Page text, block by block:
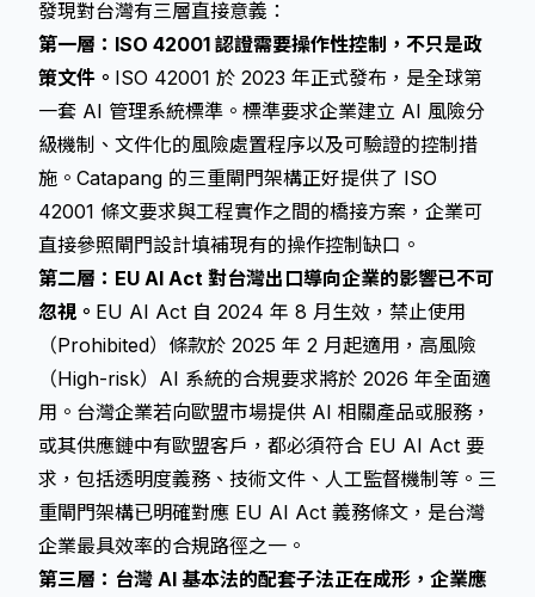
發現對台灣有三層直接意義：
第一層：ISO 42001 認證需要操作性控制，不只是政
策文件。 ISO 42001 於 2023 年正式發布，是全球第
一套 AI 管理系統標準。標準要求企業建立 AI 風險分
級機制、文件化的風險處置程序以及可驗證的控制措
施。Catapang 的三重閘門架構正好提供了 ISO
42001 條文要求與工程實作之間的橋接方案，企業可
直接參照閘門設計填補現有的操作控制缺口。
第二層：EU AI Act 對台灣出口導向企業的影響已不可
忽視。 EU AI Act 自 2024 年 8 月生效，禁止使用
（Prohibited）條款於 2025 年 2 月起適用，高風險
（High-risk）AI 系統的合規要求將於 2026 年全面適
用。台灣企業若向歐盟市場提供 AI 相關產品或服務，
或其供應鏈中有歐盟客戶，都必須符合 EU AI Act 要
求，包括透明度義務、技術文件、人工監督機制等。三
重閘門架構已明確對應 EU AI Act 義務條文，是台灣
企業最具效率的合規路徑之一。
第三層：台灣 AI 基本法的配套子法正在成形，企業應